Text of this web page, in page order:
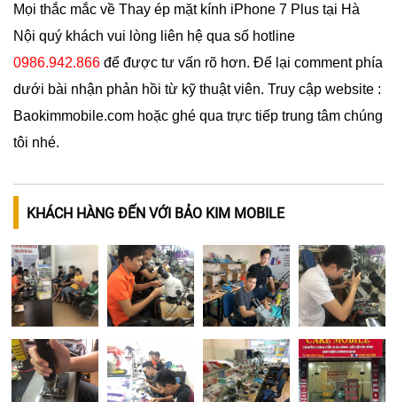
Mọi thắc mắc về Thay ép mặt kính iPhone 7 Plus tại Hà
Nội quý khách vui lòng liên hệ qua số hotline
0986.942.866 để được tư vấn rõ hơn. Để lại comment phía
dưới bài nhận phản hồi từ kỹ thuật viên. Truy cập website :
Baokimmobile.com hoặc ghé qua trực tiếp trung tâm chúng
tôi nhé.
KHÁCH HÀNG ĐẾN VỚI BẢO KIM MOBILE